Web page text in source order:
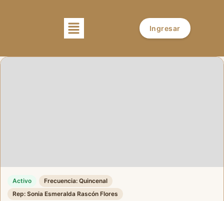
Ingresar
Activo
Frecuencia: Quincenal
Rep: Sonia Esmeralda Rascón Flores